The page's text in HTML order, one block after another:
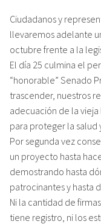
Ciudadanos y
llevaremos adelante
octubre frente a la
El día 25 culmina el
“honorable” Senado
trascender, nuestros
adecuación de la vieja
para proteger la salud
Por segunda vez
un proyecto hasta
demostrando hasta
patrocinantes y hasta
Ni la cantidad de
tiene registro, ni los